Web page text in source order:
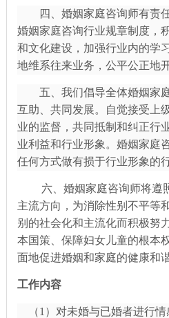
四、婚姻家庭咨询师有责任
婚姻家庭咨询行业规章制度，
和文化建设，加强行业内的学
地维系往来业务，公平公正地
五、我们倡导全体婚姻家庭
互助、共同发展。自觉接受上
业的监督，共同抵制和纠正行
业利益和行业形象。婚姻家庭
任何方式做有损于行业形象的行
六、婚姻家庭咨询师将遵
主流方向，为消除性别不平等
别的社会化和主流化而积极努
本国策、保障妇女儿童的根本
面地促进婚姻和家庭的健康和
工作内容
（1）对未婚与已婚者进行情